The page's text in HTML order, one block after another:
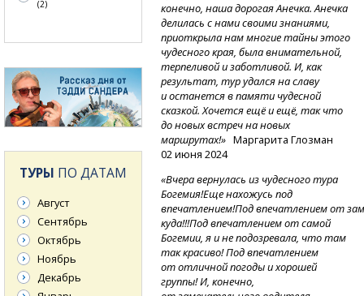
конечно, наша дорогая Анечка. Анечка
делилась с нами своими знаниями,
приоткрыла нам многие тайны этого
чудесного края, была внимательной,
терпеливой и заботливой. И, как
результат, тур удался на славу
и останется в памяти чудесной
сказкой. Хочется ещё и ещё, так что
до новых встреч на новых
маршрутах!» Маргарита Глозман
02 июня 2024
«Вчера вернулась из чудесного тура
Богемия!Еще нахожусь под
впечатлением!Подвпечатлениемот
куда!!!Под впечатлением от самой
Богемии, я и не подозревала, что там
так красиво! Под впечатлением
от отличной погоды и хорошей
группы! И, конечно,
(2)
ТУРЫ ПО ДАТАМ
Август
Сентябрь
Октябрь
Ноябрь
Декабрь